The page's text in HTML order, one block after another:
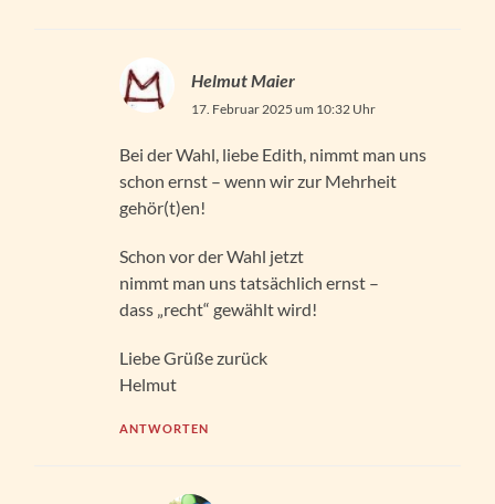
Helmut Maier
17. Februar 2025 um 10:32 Uhr
Bei der Wahl, liebe Edith, nimmt man uns
schon ernst – wenn wir zur Mehrheit
gehör(t)en!
Schon vor der Wahl jetzt
nimmt man uns tatsächlich ernst –
dass „recht“ gewählt wird!
Liebe Grüße zurück
Helmut
ANTWORTEN